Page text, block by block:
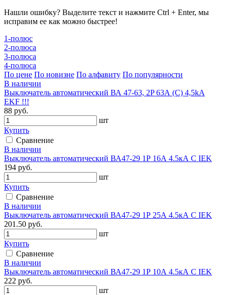
Нашли ошибку? Выделите текст и нажмите Ctrl + Enter, мы
исправим ее как можно быстрее!
1-полюс
2-полюса
3-полюса
4-полюса
По цене По новизне По алфавиту По популярности
В наличии
Выключатель автоматический ВА 47-63, 2P 63А (C) 4,5kA
EKF !!!
88 руб.
шт
Купить
Сравнение
В наличии
Выключатель автоматический ВА47-29 1Р 16А 4.5кА С IEK
194 руб.
шт
Купить
Сравнение
В наличии
Выключатель автоматический ВА47-29 1Р 25А 4.5кА С IEK
201.50 руб.
шт
Купить
Сравнение
В наличии
Выключатель автоматический ВА47-29 1Р 10А 4.5кА С IEK
222 руб.
шт